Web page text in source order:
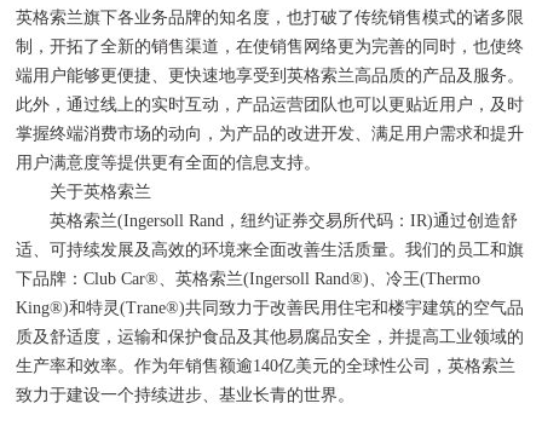
英格索兰旗下各业务品牌的知名度，也打破了传统销售模式的诸多限
制，开拓了全新的销售渠道，在使销售网络更为完善的同时，也使终
端用户能够更便捷、更快速地享受到英格索兰高品质的产品及服务。
此外，通过线上的实时互动，产品运营团队也可以更贴近用户，及时
掌握终端消费市场的动向，为产品的改进开发、满足用户需求和提升
用户满意度等提供更有全面的信息支持。
关于英格索兰
英格索兰(Ingersoll Rand，纽约证券交易所代码：IR)通过创造舒
适、可持续发展及高效的环境来全面改善生活质量。我们的员工和旗
下品牌：Club Car®、英格索兰(Ingersoll Rand®)、冷王(Thermo
King®)和特灵(Trane®)共同致力于改善民用住宅和楼宇建筑的空气品
质及舒适度，运输和保护食品及其他易腐品安全，并提高工业领域的
生产率和效率。作为年销售额逾140亿美元的全球性公司，英格索兰
致力于建设一个持续进步、基业长青的世界。